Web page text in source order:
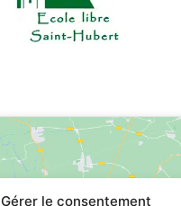
Gérer le consentement
sur « J’accepte » pour activer